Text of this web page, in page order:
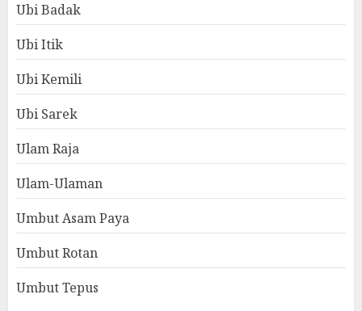
Ubi Badak
Ubi Itik
Ubi Kemili
Ubi Sarek
Ulam Raja
Ulam-Ulaman
Umbut Asam Paya
Umbut Rotan
Umbut Tepus